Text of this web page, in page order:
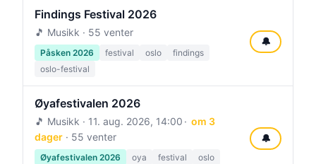
Findings Festival 2026
🎵 Musikk · 55 venter
Påsken 2026 festival oslo
findings
oslo-festival
🔔
Øyafestivalen 2026
🎵 Musikk · 11. aug. 2026, 14:00
om 3
dager · 55 venter
Øyafestivalen 2026 oya festival
oslo
🔔